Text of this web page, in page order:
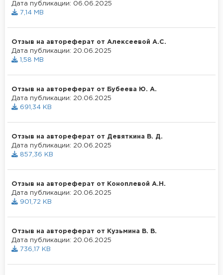
Дата публикации: 06.06.2025
7,14 MB
Отзыв на автореферат от Алексеевой А.С.
Дата публикации: 20.06.2025
1,58 MB
Отзыв на автореферат от Бубеева Ю. А.
Дата публикации: 20.06.2025
691,34 KB
Отзыв на автореферат от Девяткина В. Д.
Дата публикации: 20.06.2025
857,36 KB
Отзыв на автореферат от Коноплевой А.Н.
Дата публикации: 20.06.2025
901,72 KB
Отзыв на автореферат от Кузьмина В. В.
Дата публикации: 20.06.2025
736,17 KB